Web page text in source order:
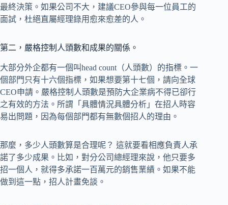
最終決策。如果公司不大，建議CEO參與每一位員工的
面試，杜絕直屬經理錄用愈來愈差的人。
第二，嚴格控制人頭數和成果的關係。
大部分外企都有一個叫head count（人頭數）的指標。一
個部門只有十六個指標，如果想要第十七個，請向全球
CEO申請。嚴格控制人頭數是預防大企業病不得已卻行
之有效的方法。所謂「具體情況具體分析」在招人時容
易出問題，因為每個部門都有無數個招人的理由。
那麼，多少人頭數算是合理呢？ 這就要看相應負責人承
諾了多少成果。比如，對分公司總經理來說，他只要多
招一個人，就得多承諾一百萬元的銷售業績。如果不能
做到這一點，招人計畫免談。